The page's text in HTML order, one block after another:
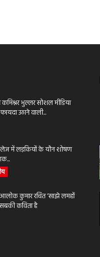
भुल्लर सोशल मीडिया
उठाने वाली...
में लड़कियों के यौन शोषण
कुमार रचित ‘साझे लमहों
कविता है